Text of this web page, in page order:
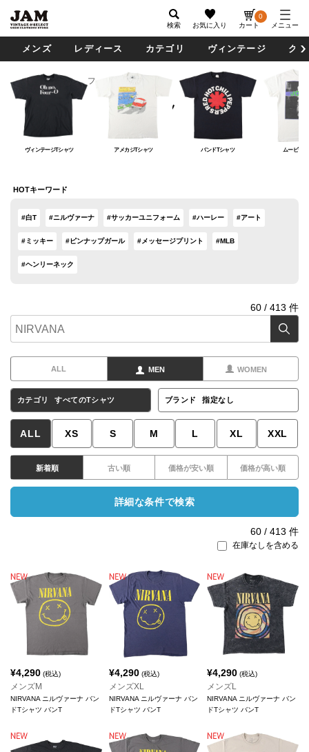
検索 お気に入り カート
0
メニュー
メンズ レディース カテゴリ ヴィンテージ グ
メンズ トップス Tシャツ
Tシャツ
ヴィンテージTシャツ アメカジTシャツ バンドTシャツ ムービーT
HOTキーワード
#白T #ニルヴァーナ #サッカーユニフォーム #ハーレー #アート
#ミッキー #ピンナップガール #メッセージプリント #MLB
#ヘンリーネック
60 / 413 件
ALL MEN WOMEN
カテゴリ すべてのTシャツ ブランド 指定なし
ALL XS S M L XL XXL
新着順 古い順 価格が安い順 価格が高い順
詳細な条件で検索
60 / 413 件
在庫なしを含める
¥4,290 (税込)
メンズM
NIRVANA ニルヴァーナ バン
ドTシャツ バンT
¥4,290(税込)
メンズXL
NIRVANA ニルヴァーナ バン
ドTシャツ バンT
¥4,290 (税込)
メンズL
NIRVANA ニルヴァーナ バン
ドTシャツ バンT